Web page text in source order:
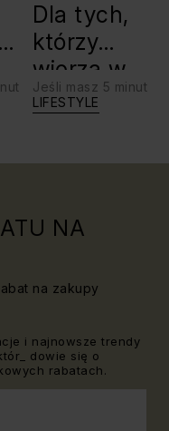
Dla tych,
którzy
wierzą w
swoje siły:
Jeśli masz 5 minut
LIFESTYLE
NA
na zakupy
i najnowsze trendy
dowie się o
rabatach.